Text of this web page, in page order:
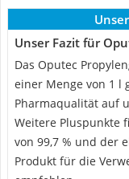
Unser Fazit für
Das Oputec
einer Menge von 1 l
Pharmaqualität auf
Weitere Pluspunkte
von 99,7 % und der
Produkt für die